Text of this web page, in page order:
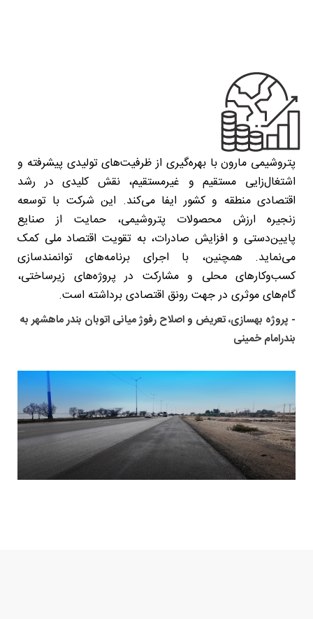
پتروشیمی مارون با بهره‌گیری از ظرفیت‌های تولیدی پیشرفته و
اشتغال‌زایی مستقیم و غیرمستقیم، نقش کلیدی در رشد
اقتصادی منطقه و کشور ایفا می‌کند. این شرکت با توسعه
زنجیره ارزش محصولات پتروشیمی، حمایت از صنایع
پایین‌دستی و افزایش صادرات، به تقویت اقتصاد ملی کمک
می‌نماید. همچنین، با اجرای برنامه‌های توانمندسازی
کسب‌وکارهای محلی و مشارکت در پروژه‌های زیرساختی،
گام‌های موثری در جهت رونق اقتصادی برداشته است.
- پروژه بهسازی، تعریض و اصلاح رفوژ میانی اتوبان بندر ماهشهر به
بندرامام خمینی